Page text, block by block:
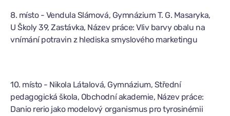
8. místo - Vendula Slámová, Gymnázium T. G. Masaryka,
U Školy 39, Zastávka, Název práce: Vliv barvy obalu na
vnímání potravin z hlediska smyslového marketingu
10. místo - Nikola Látalová, Gymnázium, Střední
pedagogická škola, Obchodní akademie, Název práce:
Danio rerio jako modelový organismus pro tyrosinémii